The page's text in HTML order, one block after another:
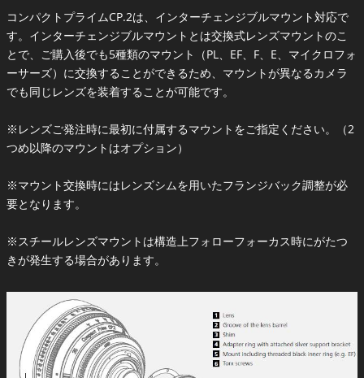
コンパクトプライムCP.2は、インターチェンジブルマウント対応で
す。インターチェンジブルマウントとは交換式レンズマウントのこ
とで、ご購入後でも5種類のマウント（PL、EF、F、E、マイクロフォ
ーサーズ）に交換することができるため、マウントが異なるカメラ
でも同じレンズを装着することが可能です。
※レンズご発注時に最初に付属するマウントをご指定ください。（2
つめ以降のマウントはオプション）
※マウント交換時にはレンズシムを用いたフランジバック調整が必
要となります。
※スチールレンズマウントは構造上フォローフォーカス時にがたつ
きが発生する場合があります。